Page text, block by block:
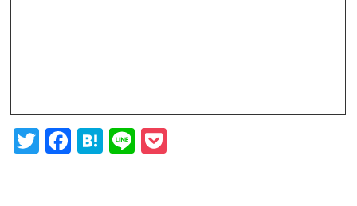
Twitter
Facebook
Hatena
Line